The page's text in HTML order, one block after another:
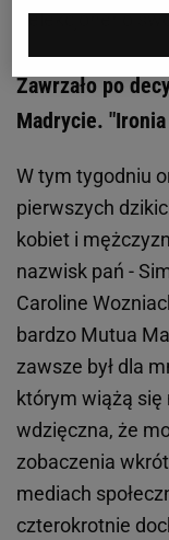
Selekcjoner o
Zawrzało po
Madrycie.
W tym tygodniu
pierwszych
kobiet i
nazwisk pań -
Caroline
bardzo Mutua
zawsze był dla
którym wiążą się
wdzięczna, że
zobaczenia
mediach
czterokrotnie